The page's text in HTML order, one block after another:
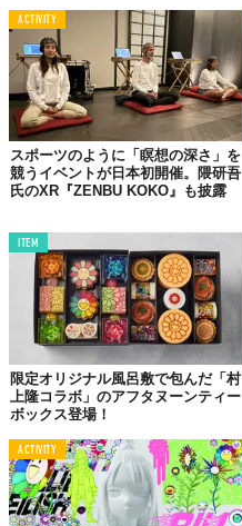
ACTIVITY
スポーツのように「瞑想の深さ」を
競うイベントが日本初開催。隈研吾
氏のXR『ZENBU KOKO』も披露
ITEM
限定オリジナル風呂敷で包んだ「村
上隆コラボ」のアフタヌーンティー
ボックス登場！
ACTIVITY